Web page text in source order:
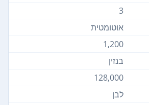
3
אוטומטית
1,200
בנזין
128,000
לבן